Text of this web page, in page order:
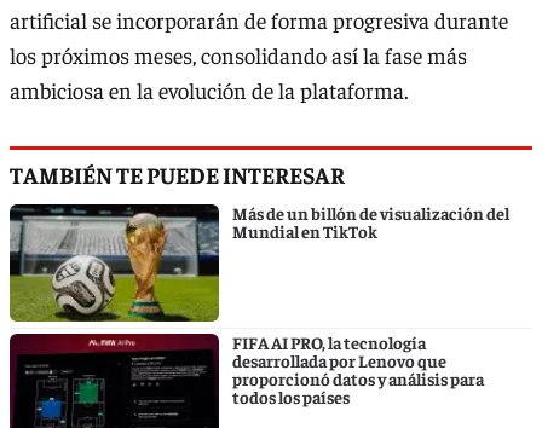
artificial se incorporarán de forma progresiva durante
los próximos meses, consolidando así la fase más
ambiciosa en la evolución de la plataforma.
TAMBIÉN TE PUEDE INTERESAR
Más de un billón de visualización del
Mundial en TikTok
FIFA AI PRO, la tecnología
desarrollada por Lenovo que
proporcionó datos y análisis para
todos los países